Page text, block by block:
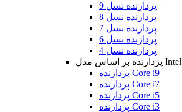
پردازنده نسل 9
پردازنده نسل 8
پردازنده نسل 7
پردازنده نسل 6
پردازنده نسل 4
پردازنده بر اساس مدل Intel
پردازنده Core i9
پردازنده Core i7
پردازنده Core i5
پردازنده Core i3